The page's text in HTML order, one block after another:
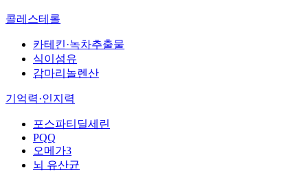
콜레스테롤
카테킨·녹차추출물
식이섬유
감마리놀렌산
기억력·인지력
포스파티딜세린
PQQ
오메가3
뇌 유산균